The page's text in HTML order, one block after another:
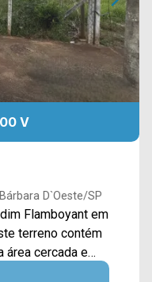
V
D`Oeste/SP
Flamboyant em
área cercada e
ao redor.